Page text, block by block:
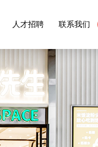
人才招聘 联系我们